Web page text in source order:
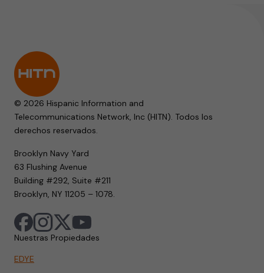
© 2026 Hispanic Information and
Telecommunications Network, Inc (HITN). Todos los
derechos reservados.
Brooklyn Navy Yard
63 Flushing Avenue
Building #292, Suite #211
Brooklyn, NY 11205 – 1078.
Nuestras Propiedades
EDYE